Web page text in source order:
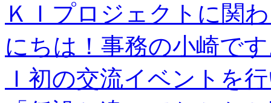
ＫＩプロジェクトに関
にちは！事務の小崎で
Ｉ初の交流イベントを